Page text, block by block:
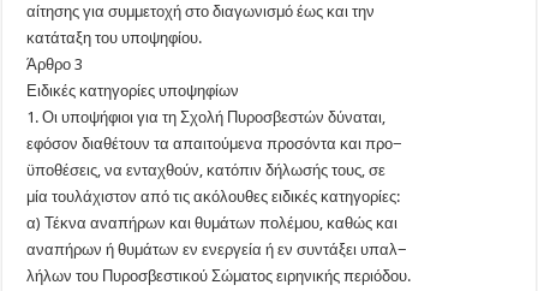
αίτησης για συμμετοχή στο διαγωνισμό έως και την
κατάταξη του υποψηφίου.
Άρθρο 3
Ειδικές κατηγορίες υποψηφίων
1. Οι υποψήφιοι για τη Σχολή Πυροσβεστών δύναται,
εφόσον διαθέτουν τα απαιτούμενα προσόντα και προ−
ϋποθέσεις, να ενταχθούν, κατόπιν δήλωσής τους, σε
μία τουλάχιστον από τις ακόλουθες ειδικές κατηγορίες:
α) Τέκνα αναπήρων και θυμάτων πολέμου, καθώς και
αναπήρων ή θυμάτων εν ενεργεία ή εν συντάξει υπαλ−
λήλων του Πυροσβεστικού Σώματος ειρηνικής περιόδου.